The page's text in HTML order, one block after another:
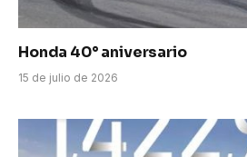
Honda 40° aniversario
15 de julio de 2026